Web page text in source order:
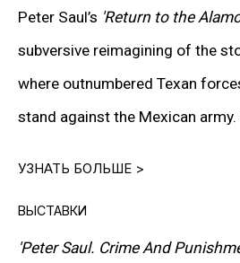
ИНФОРМАЦИЯ
О Галерее
Peter Saul’s 'Return to the
subversive reimagining of the
where outnumbered Texan
stand against the Mexican army.
УЗНАТЬ БОЛЬШЕ >
ВЫСТАВКИ
'Peter Saul. Crime And